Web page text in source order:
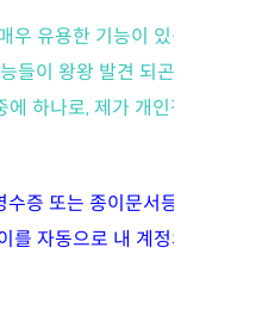
우 유용한 기능이 있음에도 불
들이 왕왕 발견 되곤 합니다..
에 하나로, 제가 개인적으로 많
수증 또는 종이문서등을 여러장
를 자동으로 내 계정의